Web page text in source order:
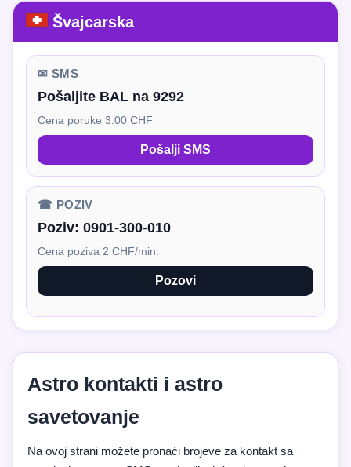
Švajcarska
✉ SMS
Pošaljite BAL na 9292
Cena poruke 3.00 CHF
Pošalji SMS
☎ POZIV
Poziv: 0901-300-010
Cena poziva 2 CHF/min.
Pozovi
Astro kontakti i astro
savetovanje
Na ovoj strani možete pronaći brojeve za kontakt sa